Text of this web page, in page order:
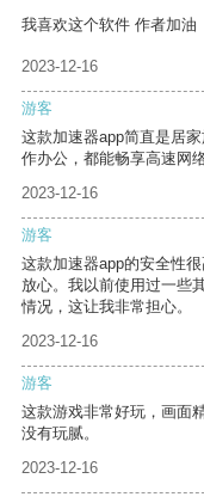
我喜欢这个软件 作者加油
2023-12-16
游客
这款加速器app简直是居
作办公，都能畅享高速网
2023-12-16
游客
这款加速器app的安全性
放心。我以前使用过一些
情况，这让我非常担心。
2023-12-16
游客
这款游戏非常好玩，画面
没有玩腻。
2023-12-16